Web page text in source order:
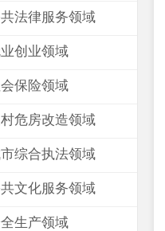
法律服务领域
创业领域
保险领域
危房改造领域
综合执法领域
文化服务领域
生产领域